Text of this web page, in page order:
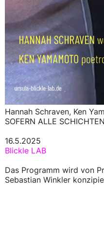
Hannah Schraven, Ken
SOFERN ALLE
16.5.2025
Blickle LAB
Das Programm wird von
Sebastian Winkler